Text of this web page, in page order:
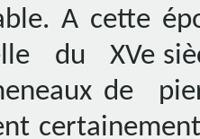
A cette
du XVe
de